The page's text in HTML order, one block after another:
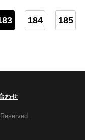
184
185
わせ